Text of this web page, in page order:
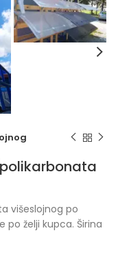
višeslojnog po
po želji kupca. Širina